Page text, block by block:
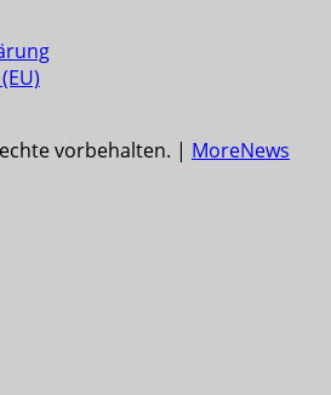
vorbehalten. | MoreNews